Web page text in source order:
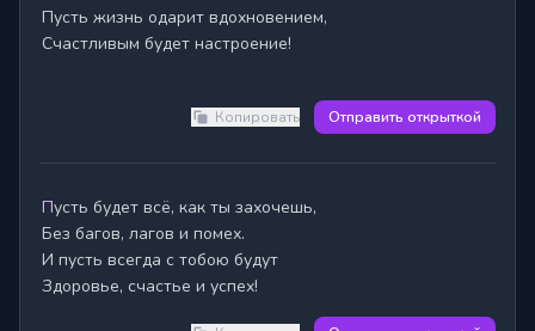
Пусть жизнь одарит вдохновением,
Счастливым будет настроение!
Копировать Отправить открыткой
Пусть будет всё, как ты захочешь,
Без багов, лагов и помех.
И пусть всегда с тобою будут
Здоровье, счастье и успех!